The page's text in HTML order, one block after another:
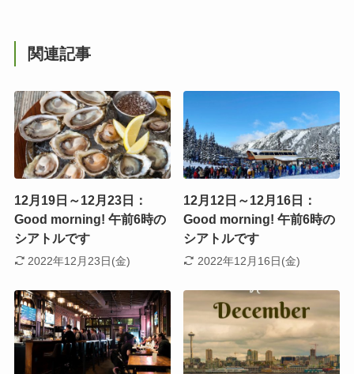
関連記事
12月19日～12月23日：
Good morning! 午前6時の
シアトルです
2022年12月23日(金)
12月12日～12月16日：
Good morning! 午前6時の
シアトルです
2022年12月16日(金)